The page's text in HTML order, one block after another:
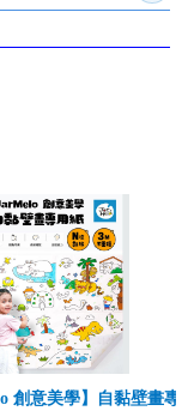
創意美學】自黏壁畫專